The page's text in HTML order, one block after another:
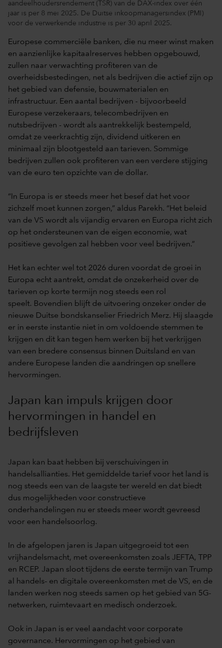
aandeelhoudersrendement (TSR) van de DAX-index over één
jaar is per 8 mei 2025. De Duitse inkoopmanagersindex (PMI)
voor de verwerkende industrie is per 30 april 2025.
Europese commerciële banken, die nu meer winst maken
en aanzienlijke kapitaalreserves hebben opgebouwd,
zullen naar verwachting profiteren van de
overheidsbestedingen, net als bedrijven die actief zijn op
het gebied van defensie, bouwmaterialen en
infrastructuur. Een aantal bedrijven - bijvoorbeeld
Europese verzekeraars, telecombedrijven en
nutsbedrijven - wordt als aantrekkelijk bestempeld,
omdat ze veerkrachtig zijn, dividend uitkeren en
minimaal zijn blootgesteld aan tarieven. Sommige
bedrijven zullen ook profiteren van een verdere stijging
van de euro ten opzichte van de dollar.
“In Europa is er steeds meer het besef dat het voor
zichzelf moet kunnen zorgen,” aldus Parekh. “Het beleid
van de VS wordt als vijandig ervaren en Europa richt zich
op het ondersteunen van de eigen economie, wat
positieve gevolgen zal hebben voor veel bedrijven.”
Het kan echter wel tot 2026 duren voordat de groei in
Europa echt aantrekt, omdat de onzekerheid over de
tarieven op korte termijn nog steeds een rol
speelt. Bovendien blijft de uitvoering onzeker onder de
nieuwe Duitse bondskanselier Friedrich Merz. Hij slaagde
er in eerste instantie niet in om voldoende stemmen te
krijgen en dit kan tegen hem werken bij het verkrijgen
van een bredere consensus binnen Duitsland en van
andere Europese landen die aandringen op snellere
hervormingen.
Japan kan impuls krijgen door
hervormingen in handel en
bedrijfsleven
Japan kan baat hebben bij verschuivingen in
handelsallianties. Het gemiddelde tarief voor het land is
nog steeds een van de laagste ter wereld en dat biedt
dus mogelijkheden voor constructieve
onderhandelingen nu er steeds meer wordt gevreesd
voor een handelsoorlog.
In de afgelopen jaren is Japan uitgegroeid tot een
vrijhandelsmacht, met overeenkomsten zoals JEFTA, TPP
en RCEP. Japan sloot tijdens de eerste termijn van Trump
al handels- en digitale overeenkomsten met de VS, en de
landen werken nog steeds samen op het gebied van 5G-
netwerken, ruimtevaart en medisch onderzoek.
Ook in Japan is er veel aandacht voor corporate
governance. Hervormingen op het gebied van